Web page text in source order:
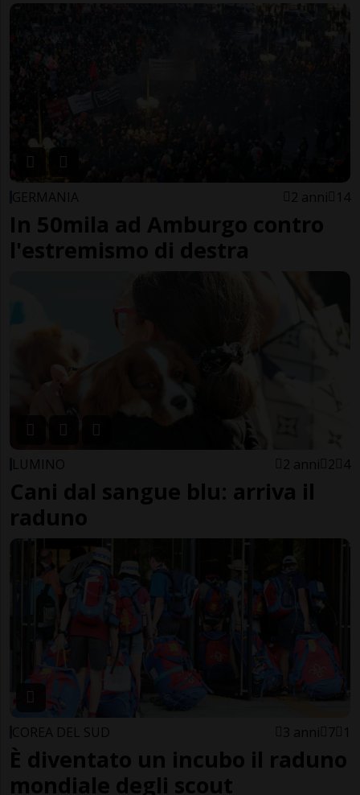
GERMANIA 2 anni 14
In 50mila ad Amburgo contro
l'estremismo di destra
LUMINO 2 anni 2 4
Cani dal sangue blu: arriva il
raduno
COREA DEL SUD 3 anni 7 1
È diventato un incubo il raduno
mondiale degli scout